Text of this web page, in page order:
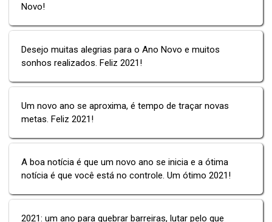
Novo!
Desejo muitas alegrias para o Ano Novo e muitos
sonhos realizados. Feliz 2021!
Um novo ano se aproxima, é tempo de traçar novas
metas. Feliz 2021!
A boa notícia é que um novo ano se inicia e a ótima
notícia é que você está no controle. Um ótimo 2021!
2021: um ano para quebrar barreiras, lutar pelo que